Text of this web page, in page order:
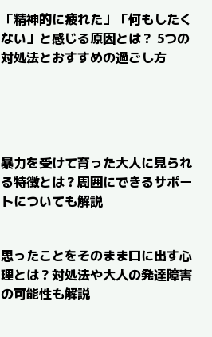
「精神的に疲れた」「何もしたく
ない」と感じる原因とは？ 5つの
対処法とおすすめの過ごし方
暴力を受けて育った大人に見られ
る特徴とは？周囲にできるサポー
トについても解説
思ったことをそのまま口に出す心
理とは？対処法や大人の発達障害
の可能性も解説